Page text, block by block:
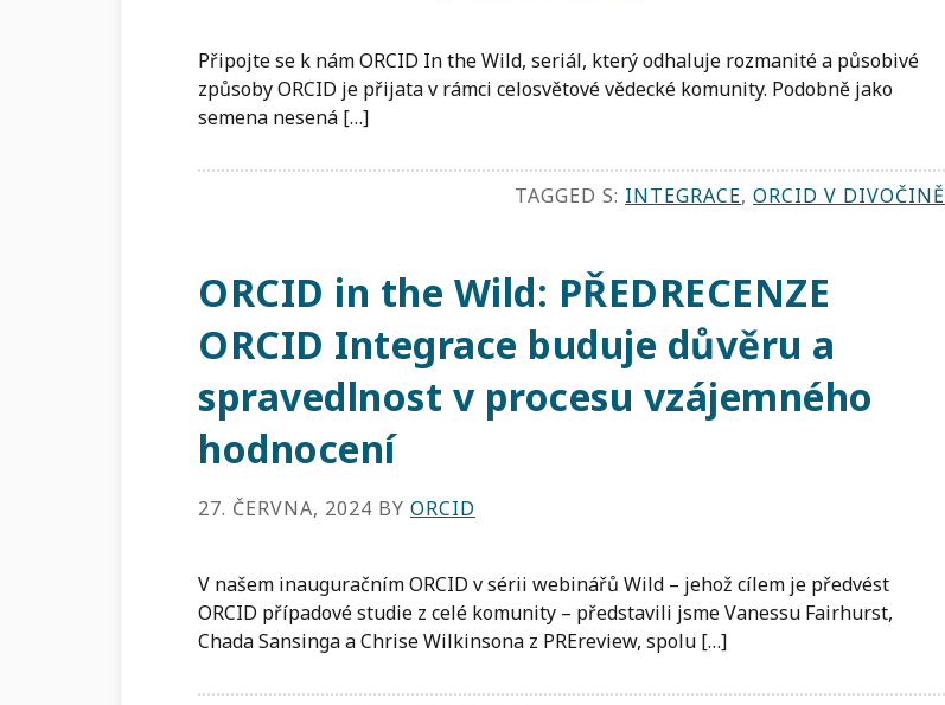
Připojte se k nám ORCID In the Wild, seriál, který odhaluje rozmanité a působivé
způsoby ORCID je přijata v rámci celosvětové vědecké komunity. Podobně jako
semena nesená […]
TAGGED S: INTEGRACE, ORCID V DIVOČINĚ
ORCID in the Wild: PŘEDRECENZE
ORCID Integrace buduje důvěru a
spravedlnost v procesu vzájemného
hodnocení
27. ČERVNA, 2024 BY ORCID
V našem inauguračním ORCID v sérii webinářů Wild – jehož cílem je předvést
ORCID případové studie z celé komunity – představili jsme Vanessu Fairhurst,
Chada Sansinga a Chrise Wilkinsona z PREreview, spolu […]